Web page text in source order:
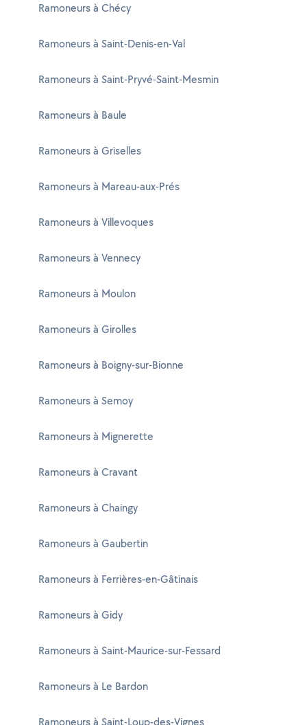
Ramoneurs à Chécy
Ramoneurs à Saint-Denis-en-Val
Ramoneurs à Saint-Pryvé-Saint-Mesmin
Ramoneurs à Baule
Ramoneurs à Griselles
Ramoneurs à Mareau-aux-Prés
Ramoneurs à Villevoques
Ramoneurs à Vennecy
Ramoneurs à Moulon
Ramoneurs à Girolles
Ramoneurs à Boigny-sur-Bionne
Ramoneurs à Semoy
Ramoneurs à Mignerette
Ramoneurs à Cravant
Ramoneurs à Chaingy
Ramoneurs à Gaubertin
Ramoneurs à Ferrières-en-Gâtinais
Ramoneurs à Gidy
Ramoneurs à Saint-Maurice-sur-Fessard
Ramoneurs à Le Bardon
Ramoneurs à Saint-Loup-des-Vignes